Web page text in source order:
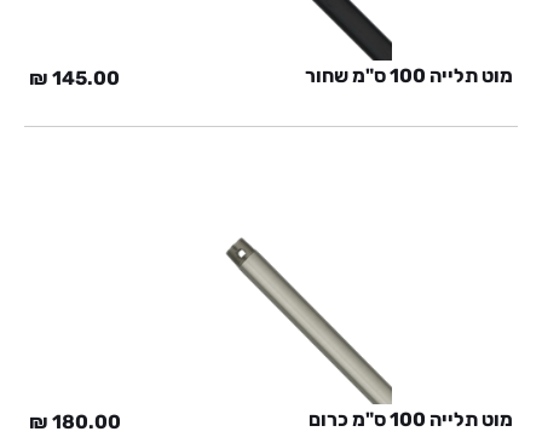
מוט תלייה 100 ס"מ שחור 145.00
₪
מוט תלייה 100 ס"מ כרום 180.00
₪